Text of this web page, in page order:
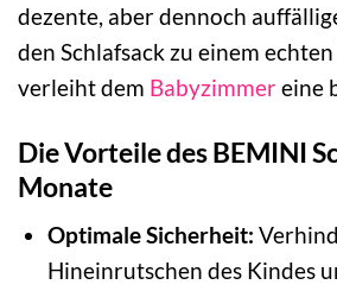
dezente, aber dennoch
den Schlafsack zu einem
verleiht dem Babyzimmereine
Die Vorteile des BEMINI
Monate
Optimale Sicherheit:
Hineinrutschen des Kindes